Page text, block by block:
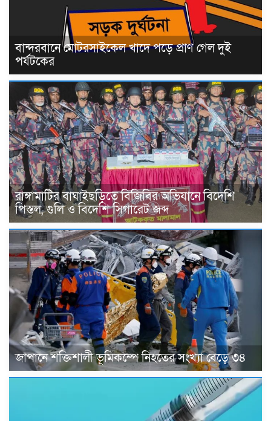
বান্দরবানে মোটরসাইকেল খাদে পড়ে প্রাণ গেল দুই
পর্যটকের
রাঙ্গামাটির বাঘাইছড়িতে বিজিবির অভিযানে বিদেশি
পিস্তল, গুলি ও বিদেশি সিগারেট জব্দ
জাপানে শক্তিশালী ভূমিকম্পে নিহতের সংখ্যা বেড়ে ৩৪